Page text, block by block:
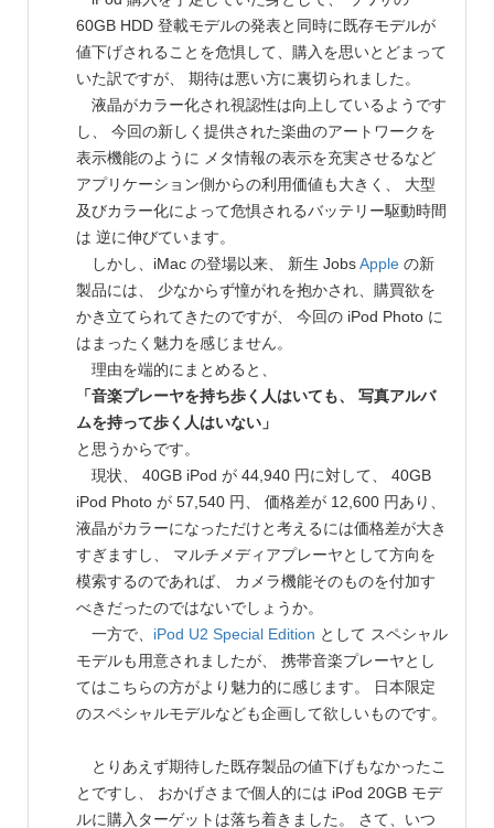
60GB HDD 登載モデルの発表と同時に既存モデルが
値下げされることを危惧して、購入を思いとどまって
いた訳ですが、 期待は悪い方に裏切られました。
液晶がカラー化され視認性は向上しているようです
し、 今回の新しく提供された楽曲のアートワークを
表示機能のように メタ情報の表示を充実させるなど
アプリケーション側からの利用価値も大きく、 大型
及びカラー化によって危惧されるバッテリー駆動時間
は 逆に伸びています。
しかし、iMac の登場以来、 新生 JobsApple の新
製品には、 少なからず憧がれを抱かされ、購買欲を
かき立てられてきたのですが、 今回の iPod Photo に
はまったく魅力を感じません。
理由を端的にまとめると、
「音楽プレーヤを持ち歩く人はいても、 写真アルバ
ムを持って歩く人はいない」
と思うからです。
現状、 40GB iPod が 44,940 円に対して、 40GB
iPod Photo が 57,540 円、 価格差が 12,600 円あり、
液晶がカラーになっただけと考えるには価格差が大き
すぎますし、 マルチメディアプレーヤとして方向を
模索するのであれば、 カメラ機能そのものを付加す
べきだったのではないでしょうか。
一方で、 iPod U2 Special Edition として スペシャル
モデルも用意されましたが、 携帯音楽プレーヤとし
てはこちらの方がより魅力的に感じます。 日本限定
のスペシャルモデルなども企画して欲しいものです。
とりあえず期待した既存製品の値下げもなかったこ
とですし、 おかげさまで個人的には iPod 20GB モデ
ルに購入ターゲットは落ち着きました。 さて、いつ